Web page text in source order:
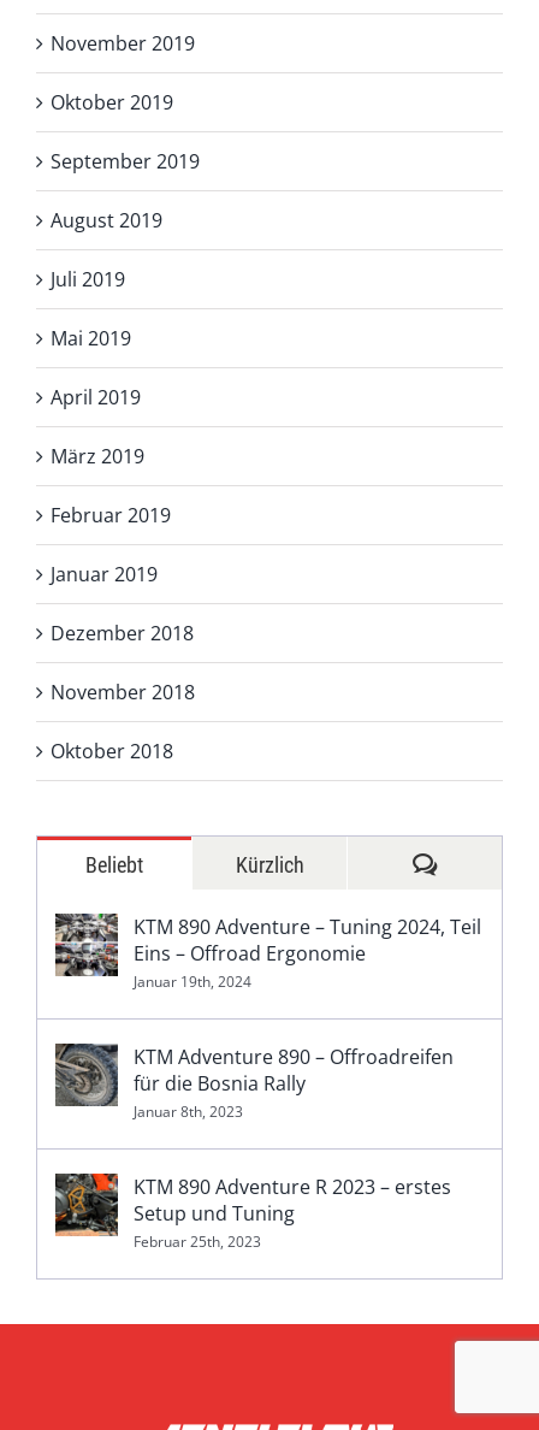
November 2019
Oktober 2019
September 2019
August 2019
Juli 2019
Mai 2019
April 2019
März 2019
Februar 2019
Januar 2019
Dezember 2018
November 2018
Oktober 2018
Beliebt Kürzlich
KTM 890 Adventure – Tuning 2024, Teil
Eins – Offroad Ergonomie
Januar 19th, 2024
KTM Adventure 890 – Offroadreifen
für die Bosnia Rally
Januar 8th, 2023
KTM 890 Adventure R 2023 – erstes
Setup und Tuning
Februar 25th, 2023